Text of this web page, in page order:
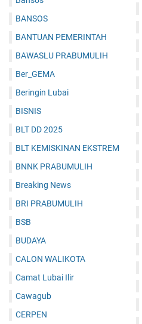
BANSOS
BANTUAN PEMERINTAH
BAWASLU PRABUMULIH
Ber_GEMA
Beringin Lubai
BISNIS
BLT DD 2025
BLT KEMISKINAN EKSTREM
BNNK PRABUMULIH
Breaking News
BRI PRABUMULIH
BSB
BUDAYA
CALON WALIKOTA
Camat Lubai Ilir
Cawagub
CERPEN